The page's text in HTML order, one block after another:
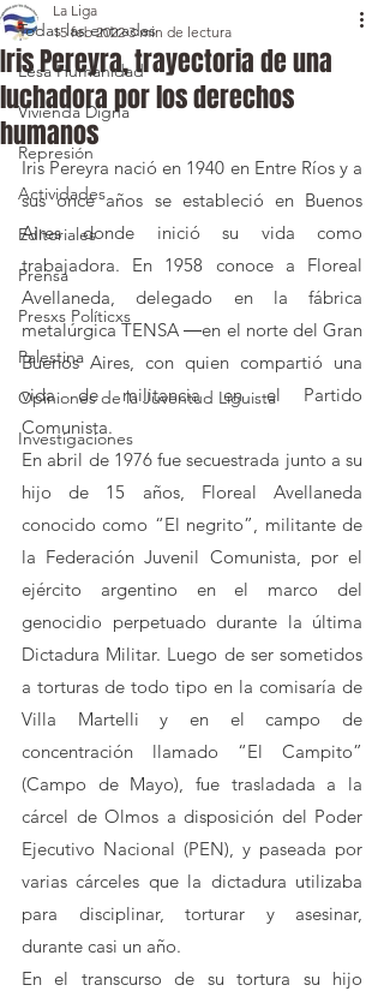
Todas las entradas
Lesa Humanidad
Vivienda Digna
Represión
Actividades
Editoriales
Prensa
Presxs Políticxs
Palestina
Opiniones de la Juventud Liguista
Investigaciones
Iris Pereyra, trayectoria de una
luchadora por los derechos
humanos
La Liga
15 feb 2022 3 min de lectura
Iris Pereyra nació en 1940 en Entre Ríos y a
sus once años se estableció en Buenos
Aires donde inició su vida como
trabajadora. En 1958 conoce a Floreal
Avellaneda, delegado en la fábrica
metalúrgica TENSA ―en el norte del Gran
Buenos Aires, con quien compartió una
vida de militancia en el Partido
Comunista.
En abril de 1976 fue secuestrada junto a su
hijo de 15 años, Floreal Avellaneda
conocido como “El negrito”, militante de
la Federación Juvenil Comunista, por el
ejército argentino en el marco del
genocidio perpetuado durante la última
Dictadura Militar. Luego de ser sometidos
a torturas de todo tipo en la comisaría de
Villa Martelli y en el campo de
concentración llamado “El Campito”
(Campo de Mayo), fue trasladada a la
cárcel de Olmos a disposición del Poder
Ejecutivo Nacional (PEN), y paseada por
varias cárceles que la dictadura utilizaba
para disciplinar, torturar y asesinar,
durante casi un año.
En el transcurso de su tortura su hijo